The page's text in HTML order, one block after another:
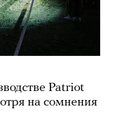
Patriot
на сомнения